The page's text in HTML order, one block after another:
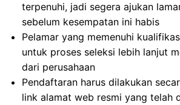
terpenuhi, jadi segera ajukan
sebelum kesempatan ini habis
Pelamar yang memenuhi
untuk proses seleksi lebih lanjut
dari perusahaan
Pendaftaran harus dilakukan
link alamat web resmi yang telah